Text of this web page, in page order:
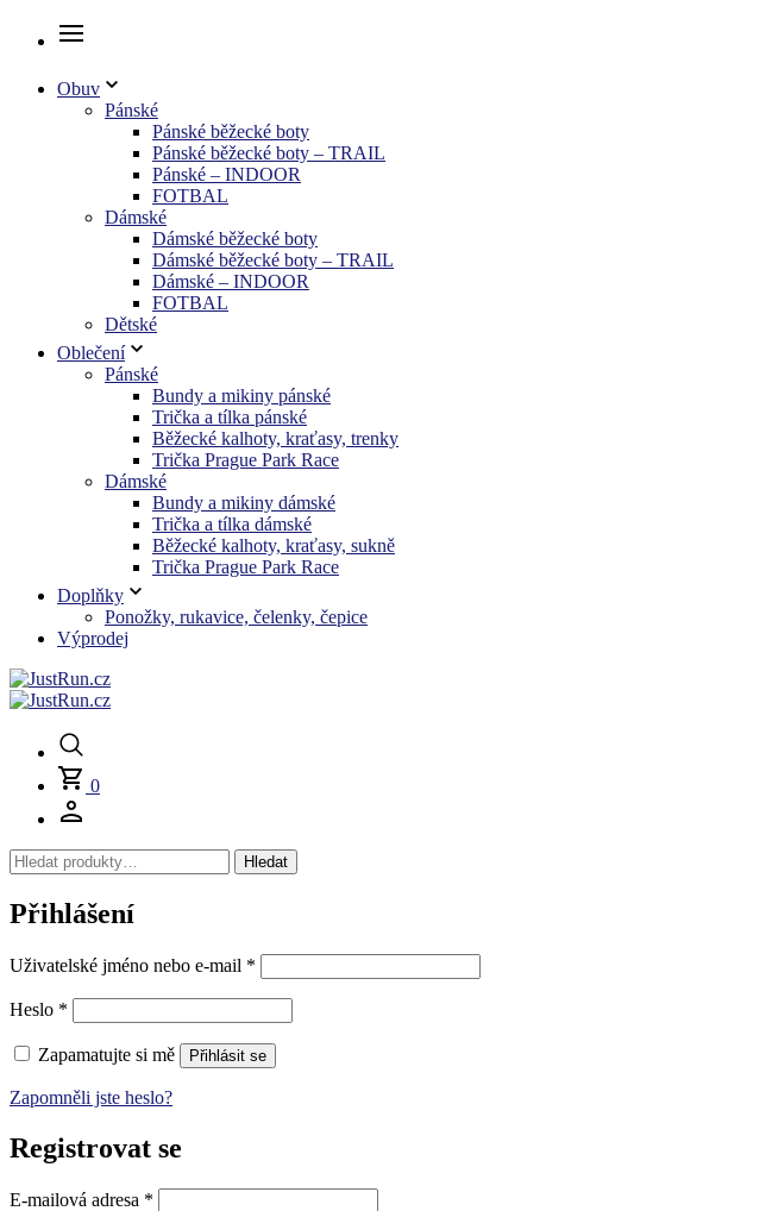
Obuv
Pánské
Pánské běžecké boty
Pánské běžecké boty – TRAIL
Pánské – INDOOR
FOTBAL
Dámské
Dámské běžecké boty
Dámské běžecké boty – TRAIL
Dámské – INDOOR
FOTBAL
Dětské
Oblečení
Pánské
Bundy a mikiny pánské
Trička a tílka pánské
Běžecké kalhoty, kraťasy, trenky
Trička Prague Park Race
Dámské
Bundy a mikiny dámské
Trička a tílka dámské
Běžecké kalhoty, kraťasy, sukně
Trička Prague Park Race
Doplňky
Ponožky, rukavice, čelenky, čepice
Výprodej
0
Hledat: Hledat
Přihlášení
Uživatelské jméno nebo e-mail *
Heslo *
Zapamatujte si mě Přihlásit se
Zapomněli jste heslo?
Registrovat se
E-mailová adresa *